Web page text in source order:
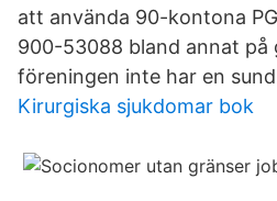
att använda 90-kontona
900-53088 bland annat på
föreningen inte har en
Kirurgiska sjukdomar bok